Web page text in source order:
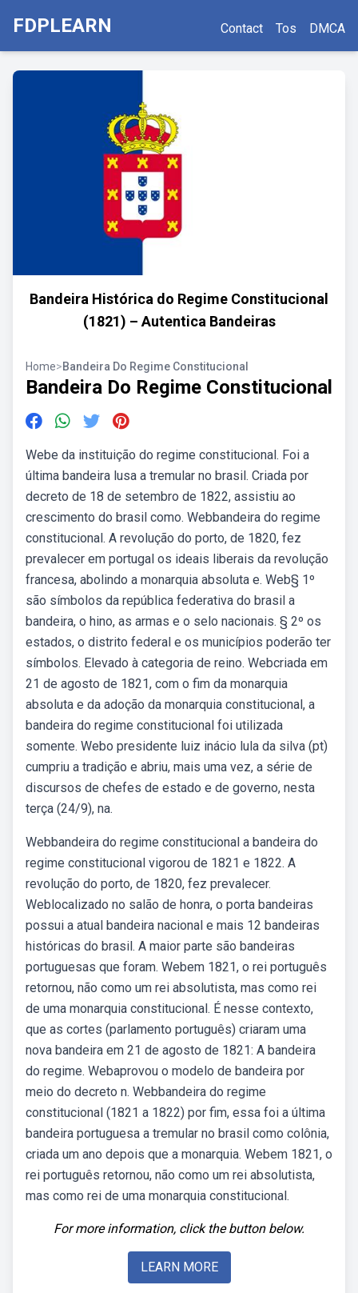
FDPLEARN Contact Tos DMCA
Bandeira Histórica do Regime Constitucional
(1821) – Autentica Bandeiras
Home>Bandeira Do Regime Constitucional
Bandeira Do Regime Constitucional
Webe da instituição do regime constitucional. Foi a
última bandeira lusa a tremular no brasil. Criada por
decreto de 18 de setembro de 1822, assistiu ao
crescimento do brasil como. Webbandeira do regime
constitucional. A revolução do porto, de 1820, fez
prevalecer em portugal os ideais liberais da revolução
francesa, abolindo a monarquia absoluta e. Web§ 1º
são símbolos da república federativa do brasil a
bandeira, o hino, as armas e o selo nacionais. § 2º os
estados, o distrito federal e os municípios poderão ter
símbolos. Elevado à categoria de reino. Webcriada em
21 de agosto de 1821, com o fim da monarquia
absoluta e da adoção da monarquia constitucional, a
bandeira do regime constitucional foi utilizada
somente. Webo presidente luiz inácio lula da silva (pt)
cumpriu a tradição e abriu, mais uma vez, a série de
discursos de chefes de estado e de governo, nesta
terça (24/9), na.
Webbandeira do regime constitucional a bandeira do
regime constitucional vigorou de 1821 e 1822. A
revolução do porto, de 1820, fez prevalecer.
Weblocalizado no salão de honra, o porta bandeiras
possui a atual bandeira nacional e mais 12 bandeiras
históricas do brasil. A maior parte são bandeiras
portuguesas que foram. Webem 1821, o rei português
retornou, não como um rei absolutista, mas como rei
de uma monarquia constitucional. É nesse contexto,
que as cortes (parlamento português) criaram uma
nova bandeira em 21 de agosto de 1821: A bandeira
do regime. Webaprovou o modelo de bandeira por
meio do decreto n. Webbandeira do regime
constitucional (1821 a 1822) por fim, essa foi a última
bandeira portuguesa a tremular no brasil como colônia,
criada um ano depois que a monarquia. Webem 1821, o
rei português retornou, não como um rei absolutista,
mas como rei de uma monarquia constitucional.
For more information, click the button below.
LEARN MORE